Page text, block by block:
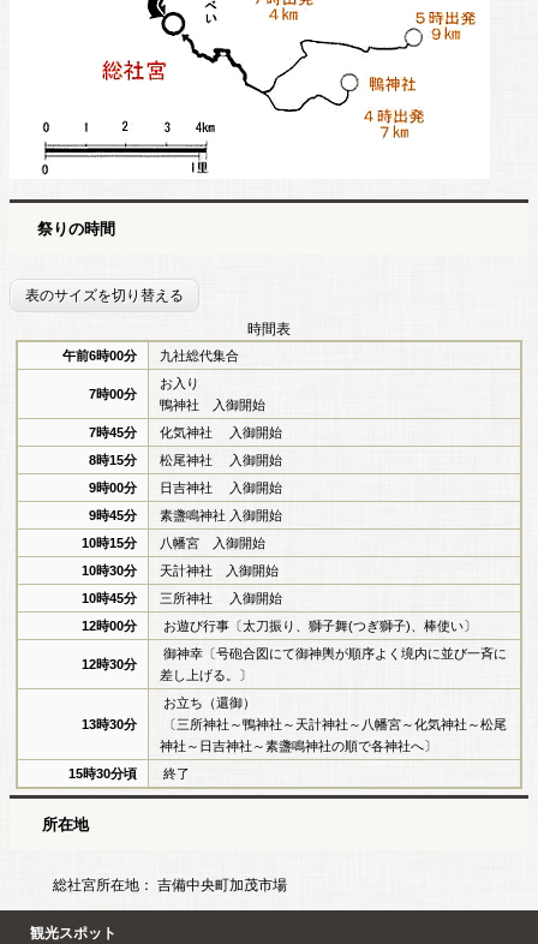
観光スポット
祭りの時間
表のサイズを切り替える
時間表
午前6時00分 九社総代集合
7時00分
お入り
鴨神社 入御開始
7時45分
化気神社 入御開始
8時15分
松尾神社 入御開始
9時00分
日吉神社 入御開始
9時45分
素盞鳴神社 入御開始
10時15分
八幡宮 入御開始
10時30分
天計神社 入御開始
10時45分
三所神社 入御開始
12時00分
お遊び行事〔太刀振り、獅子舞(つぎ獅子)、棒使い〕
12時30分
御神幸〔号砲合図にて御神輿が順序よく境内に並び一斉に
差し上げる。〕
13時30分
お立ち（還御）
〔三所神社～鴨神社～天計神社～八幡宮～化気神社～松尾
神社～日吉神社～素盞鳴神社の順で各神社へ〕
15時30分頃
終了
所在地
総社宮所在地： 吉備中央町加茂市場